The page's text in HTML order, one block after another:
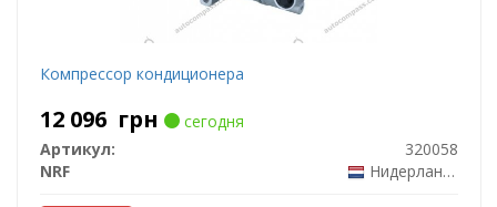
Компрессор кондиционера
12 096 грн
сегодня
Артикул:
320058
NRF
Нидерланды